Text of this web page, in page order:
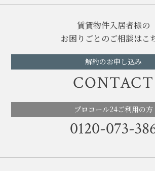
賃貸物件入居者様の
お困りごとのご相談はこ
解約のお申し込み
CONTACT
プロコール24ご利用の方
0120-073-